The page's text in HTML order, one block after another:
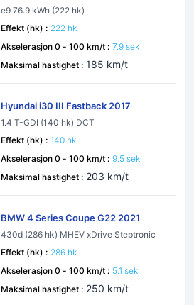
e9 76.9 kWh (222 hk)
Effekt (hk) : 222 hk
Akselerasjon 0 - 100 km/t : 7.9 sek
Maksimal hastighet : 185 km/t
Hyundai i30 III Fastback 2017
1.4 T-GDI (140 hk) DCT
Effekt (hk) : 140 hk
Akselerasjon 0 - 100 km/t : 9.5 sek
Maksimal hastighet : 203 km/t
BMW 4 Series Coupe G22 2021
430d (286 hk) MHEV xDrive Steptronic
Effekt (hk) : 286 hk
Akselerasjon 0 - 100 km/t : 5.1 sek
Maksimal hastighet : 250 km/t